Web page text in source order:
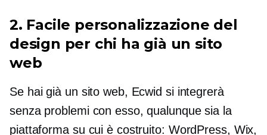
2. Facile personalizzazione del
design per chi ha già un sito
web
Se hai già un sito web, Ecwid si integrerà
senza problemi con esso, qualunque sia la
piattaforma su cui è costruito: WordPress, Wix,